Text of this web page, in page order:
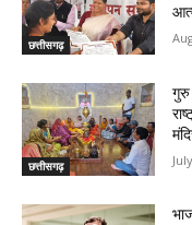
छत्तीसगढ़
छत्तीसगढ़
गुरु